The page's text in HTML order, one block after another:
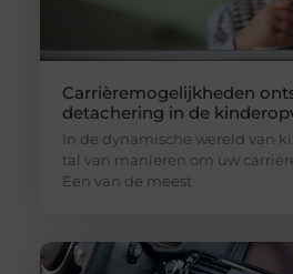
Carrièremogelijkheden
detachering in de
In de dynamische wereld van
tal van manieren om uw
Een van de meest